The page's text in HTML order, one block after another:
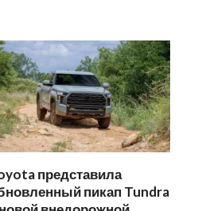
представила
пикап Tundra